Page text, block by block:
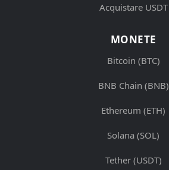
Acquistare USDT
MONETE
Bitcoin (BTC)
BNB Chain (BNB)
Ethereum (ETH)
Solana (SOL)
Tether (USDT)